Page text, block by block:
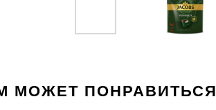
МОЖЕТ ПОНРАВИТЬСЯ